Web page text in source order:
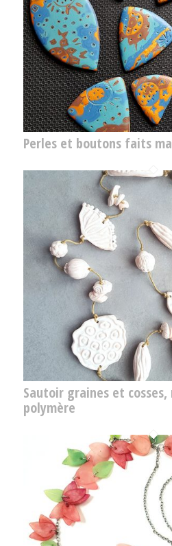
Perles et boutons faits
Sautoir graines et
polymère